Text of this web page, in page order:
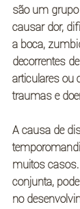
são um
causar dor,
a boca,
decorrentes
articulares ou
traumas e
A causa de
muitos
conjunta,
no